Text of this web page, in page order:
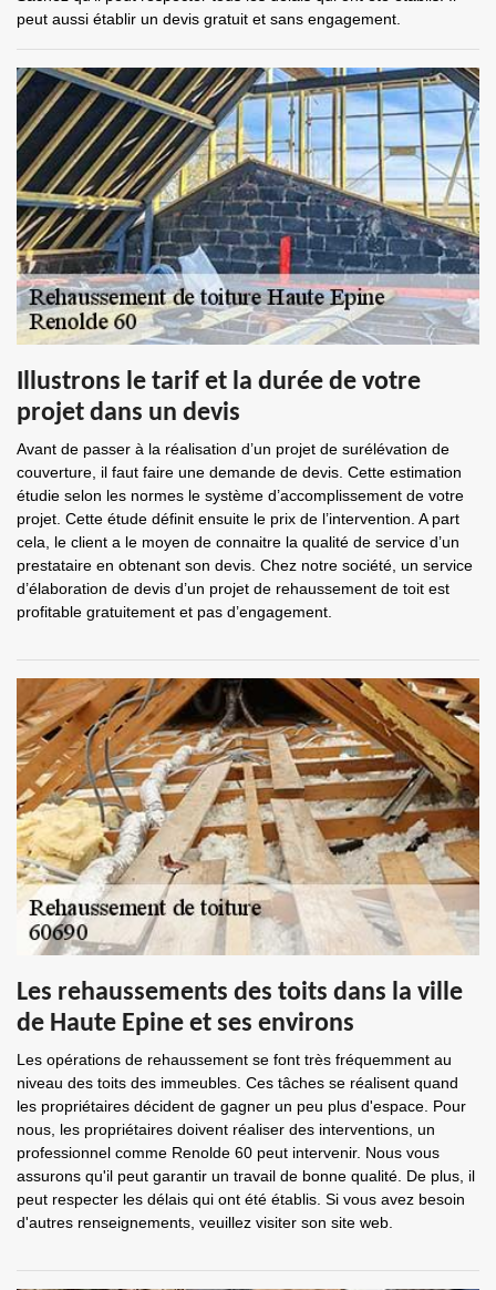
peut aussi établir un devis gratuit et sans engagement.
Illustrons le tarif et la durée de votre
projet dans un devis
Avant de passer à la réalisation d’un projet de surélévation de
couverture, il faut faire une demande de devis. Cette estimation
étudie selon les normes le système d’accomplissement de votre
projet. Cette étude définit ensuite le prix de l’intervention. A part
cela, le client a le moyen de connaitre la qualité de service d’un
prestataire en obtenant son devis. Chez notre société, un service
d’élaboration de devis d’un projet de rehaussement de toit est
profitable gratuitement et pas d’engagement.
Les rehaussements des toits dans la ville
de Haute Epine et ses environs
Les opérations de rehaussement se font très fréquemment au
niveau des toits des immeubles. Ces tâches se réalisent quand
les propriétaires décident de gagner un peu plus d'espace. Pour
nous, les propriétaires doivent réaliser des interventions, un
professionnel comme Renolde 60 peut intervenir. Nous vous
assurons qu'il peut garantir un travail de bonne qualité. De plus, il
peut respecter les délais qui ont été établis. Si vous avez besoin
d'autres renseignements, veuillez visiter son site web.